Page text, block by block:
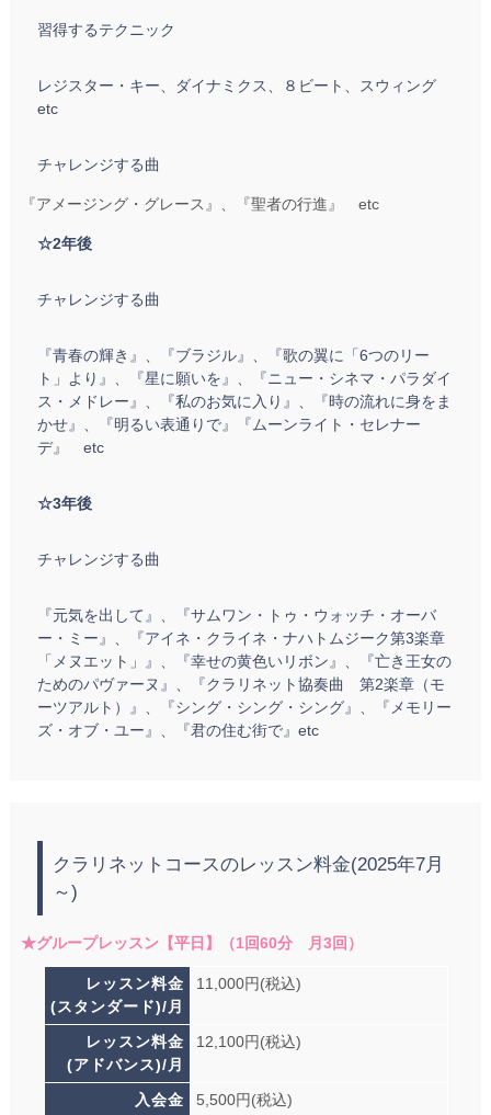
習得するテクニック
レジスター・キー、ダイナミクス、８ビート、スウィング
etc
チャレンジする曲
『アメージング・グレース』、『聖者の行進』 etc
☆2年後
チャレンジする曲
『青春の輝き』、『ブラジル』、『歌の翼に「6つのリー
ト」より』、『星に願いを』、『ニュー・シネマ・パラダイ
ス・メドレー』、『私のお気に入り』、『時の流れに身をま
かせ』、『明るい表通りで』『ムーンライト・セレナー
デ』 etc
☆3年後
チャレンジする曲
『元気を出して』、『サムワン・トゥ・ウォッチ・オーバ
ー・ミー』、『アイネ・クライネ・ナハトムジーク第3楽章
「メヌエット」』、『幸せの黄色いリボン』、『亡き王女の
ためのパヴァーヌ』、『クラリネット協奏曲 第2楽章（モ
ーツアルト）』、『シング・シング・シング』、『メモリー
ズ・オブ・ユー』、『君の住む街で』etc
クラリネットコースのレッスン料金(2025年7月
～)
★グループレッスン【平日】（1回60分 月3回）
レッスン料金
(スタンダード)/月
11,000円(税込)
レッスン料金
(アドバンス)/月
12,100円(税込)
入会金 5,500円(税込)